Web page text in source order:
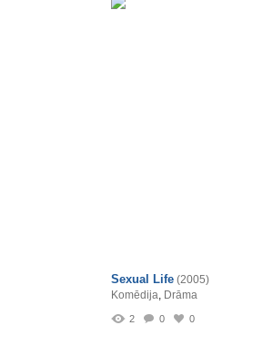
Sexual Life (2005)
Komēdija, Drāma
2 0 0